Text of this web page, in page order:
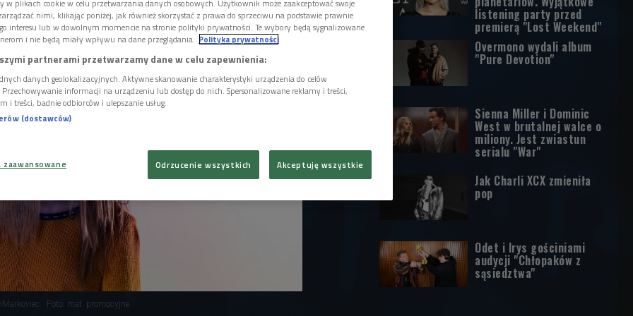
należy projektantka Kasia Markowska,
ekomarkę VanMarkoviec.
Foto: mat. promocyjne
listening party przed
premierą "Lost Weekend"
Overmono wydali album
"Pure Devotion"
Sienna Miller i Dominic
West w brutalnej walce o
miliony. Jest zwiastun
serialu "War"
Jak Charli XCX zmieniła
pop
Odet i Irys gościniami
audycji "Chłopaków z
sąsiedztwa"
w plikach cookie w celu przetwarzania danych osobowych. Użytkownik może zaakceptować swoje
nimi, klikając poniżej, jak również skorzystać z prawa do sprzeciwu na podstawie prawnie
interesu lub w dowolnym momencie na stronie polityki prywatności. Te wybory będą sygnalizowane
i nie będą miały wpływu na dane przeglądania. Polityka prywatności
partnerami przetwarzamy dane w celu zapewnienia:
danych geolokalizacyjnych. Aktywne skanowanie charakterystyki urządzenia do celów
informacji na urządzeniu lub dostęp do nich. Spersonalizowane reklamy i treści,
i treści, badnie odbiorców i ulepszanie usług.
(dostawców)
Odrzucenie wszystkich Akceptuję wszystkie